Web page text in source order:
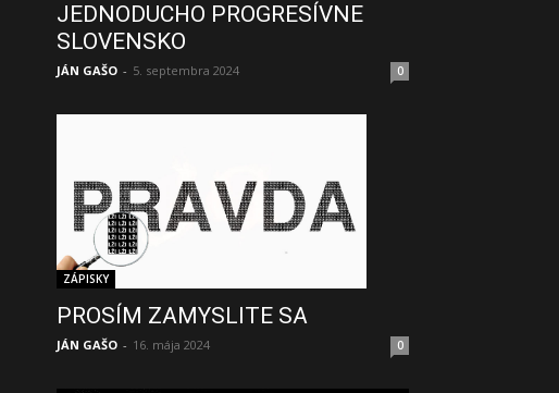
JEDNODUCHO PROGRESÍVNE
SLOVENSKO
JÁN GAŠO - 5. septembra 2024 0
ZÁPISKY
PROSÍM ZAMYSLITE SA
JÁN GAŠO - 16. mája 2024 0